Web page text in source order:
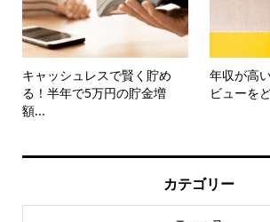
キャッシュレスで賢く貯め
る！半年で5万円の貯金増
額...
年収が高
ビューを
カテゴリー